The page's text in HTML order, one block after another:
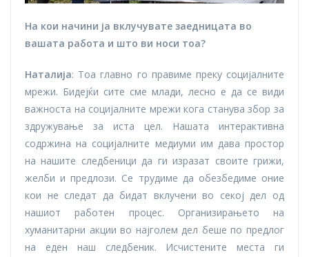
На кои начини ја вклучувате заедницата во
вашата работа и што ви носи тоа?
Наталија: Тоа главно го правиме преку социјалните
мрежи. Бидејќи сите сме млади, лесно е да се види
важноста на социјалните мрежи кога станува збор за
здружување за иста цел. Нашата интерактивна
содржина на социјалните медиуми им дава простор
на нашите следбеници да ги изразат своите грижи,
желби и предлози. Се трудиме да обезбедиме оние
кои не следат да бидат вклучени во секој дел од
нашиот работен процес. Организирањето на
хуманитарни акции во најголем дел беше по предлог
на еден наш следбеник. Исчистените места ги